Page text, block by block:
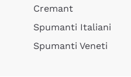
Cremant
Spumanti Italiani
Spumanti Veneti